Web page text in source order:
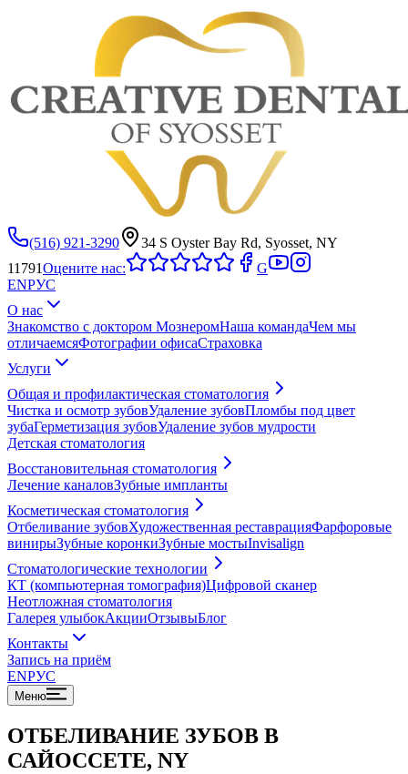
(516) 921-3290
34 S Oyster Bay Rd, Syosset, NY
11791Оцените нас:
G
ENРУС
О нас
Знакомство с доктором МознеромНаша командаЧем мы
отличаемсяФотографии офисаСтраховка
Услуги
Общая и профилактическая стоматология
Чистка и осмотр зубовУдаление зубовПломбы под цвет
зубаГерметизация зубовУдаление зубов мудрости
Детская стоматология
Восстановительная стоматология
Лечение каналовЗубные импланты
Косметическая стоматология
Отбеливание зубовХудожественная реставрацияФарфоровые
винирыЗубные коронкиЗубные мостыInvisalign
Стоматологические технологии
КТ (компьютерная томография)Цифровой сканер
Неотложная стоматология
Галерея улыбокАкцииОтзывыБлог
Контакты
Запись на приём
ENРУС
Меню
ОТБЕЛИВАНИЕ ЗУБОВ В
САЙОССЕТЕ, NY